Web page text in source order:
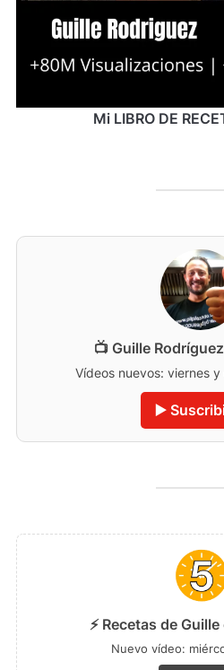
Mi LIBRO DE
📺 Guille
Vídeos nuevos: viernes y
▶️
⚡ Recetas de
Nuevo vídeo: